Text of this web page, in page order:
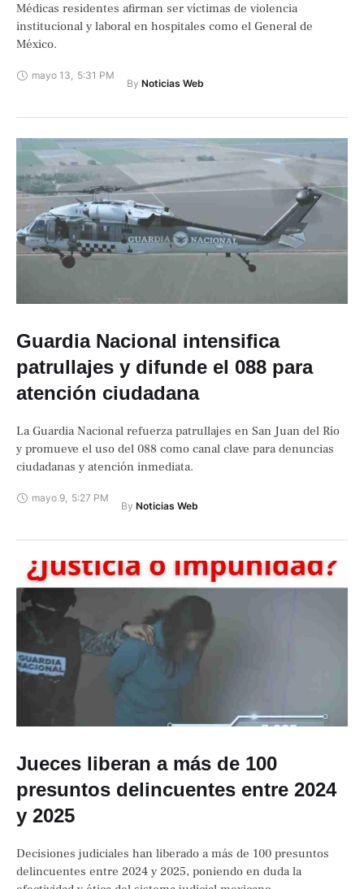
Médicas residentes afirman ser víctimas de violencia
institucional y laboral en hospitales como el General de
México.
mayo 13, 5:31 PM
By Noticias Web
Guardia Nacional intensifica
patrullajes y difunde el 088 para
atención ciudadana
La Guardia Nacional refuerza patrullajes en San Juan del Río
y promueve el uso del 088 como canal clave para denuncias
ciudadanas y atención inmediata.
mayo 9, 5:27 PM
By Noticias Web
Jueces liberan a más de 100
presuntos delincuentes entre 2024
y 2025
Decisiones judiciales han liberado a más de 100 presuntos
delincuentes entre 2024 y 2025, poniendo en duda la